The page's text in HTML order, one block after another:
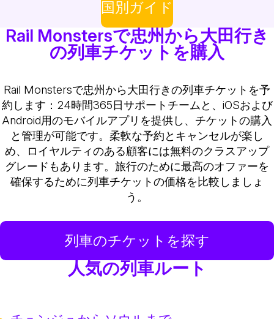
国別ガイド
Rail Monstersで忠州から大田行き
の列車チケットを購入
Rail Monstersで忠州から大田行きの列車チケットを予
約します：24時間365日サポートチームと、iOSおよび
Android用のモバイルアプリを提供し、チケットの購入
と管理が可能です。柔軟な予約とキャンセルが楽し
め、ロイヤルティのある顧客には無料のクラスアップ
グレードもあります。旅行のために最高のオファーを
確保するために列車チケットの価格を比較しましょ
う。
列車のチケットを探す
人気の列車ルート